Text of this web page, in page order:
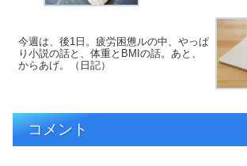
今週は、後1日。疲労困憊ルの中、やっぱ
り小説の話と、体重とBMIの話。あと、
からあげ。（日記）
コメント